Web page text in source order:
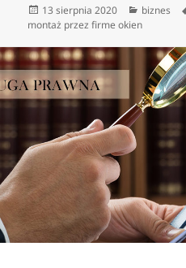
Data
publikacji
13 sierpnia 2020 Kategorie
biznes
montaż przez firme okien